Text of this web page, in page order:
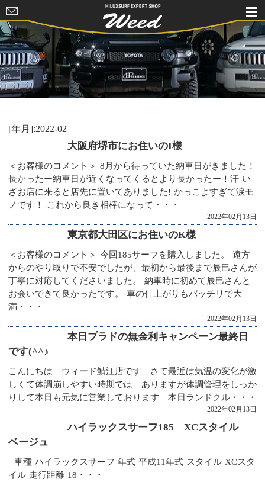
HILUXSURF
EXPERT
SHOP Weed
[年月]:2022-02
大阪府堺市にお住いのI様
＜お客様のコメント＞ 8月から待っていた納車日がきました！
長かったー納車日が近くなってくるとより長かったー！汗 い
ざお店に来ると店先に置いてありました! かっこよすぎて涙モ
ノです！ これから良き相棒になって・・・
2022年02月13日
東京都大田区にお住いのK様
＜お客様のコメント＞ 今回185サーフを購入しました。 遠方
からのやり取りで不安でしたが、最初から最後まで辰巳さんが
丁寧に対応してくださいました。 納車時に初めて辰巳さんと
お会いできて良かったです。 車の仕上がりもバッチリで大
満・・・
2022年02月13日
本日プラドの無金利キャンペーン最終日
です(^^♪
こんにちは ウィード鯖江店です さて最近は気温の変化が激
しくて体調崩しやすい時期では ありますが体調管理をしっか
りして本日も元気に営業しております 本日ランドクル・・・
2022年02月13日
ハイラックスサーフ185 XCスタイル
ベージュ
車種 ハイラックスサーフ 年式 平成11年式 スタイル XCスタ
イル 走行距離 18・・・